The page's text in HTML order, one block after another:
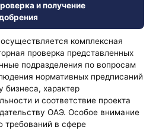
и получение
комплексная
проверка представленных
подразделения по вопросам
нормативных предписаний
бизнеса, характер
и соответствие проекта
ОАЭ. Особое внимание
требований в сфере